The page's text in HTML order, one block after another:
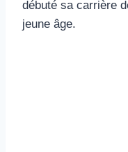
débuté sa carrière
jeune âge.